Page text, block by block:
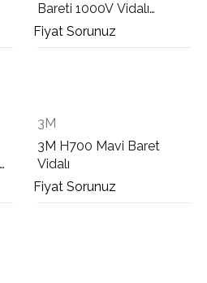
Bareti 1000V Vidalı
Kırmızı
Fiyat Sorunuz
3M
3M H700 Mavi Baret
Vidalı
Fiyat Sorunuz